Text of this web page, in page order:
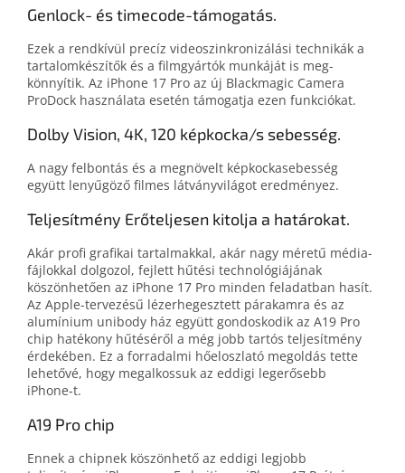
Genlock- és timecode-támogatás.
Ezek a rendkívül precíz video­szinkronizá­lá­si technikák a
tartalom­készítők és a film­gyártók munkáját is meg­
könnyítik. Az iPhone 17 Pro az új Blackmagic Camera
ProDock használata esetén támogatja ezen funkciókat.
Dolby Vision, 4K, 120 képkocka/s sebesség.
A nagy fel­bontás és a meg­növelt kép­kocka­sebesség
együtt lenyűgöző filmes látvány­világot eredményez.
Teljesítmény Erőteljesen kitolja a határokat.
Akár profi grafikai tartalmak­kal, akár nagy méretű média­
fájlokkal dolgozol, fejlett hűtési technoló­giá­já­nak
köszönhetően az iPhone 17 Pro minden feladat­ban hasít.
Az Apple-tervezésű lézer­hegesztett pára­kamra és az
alumínium unibody ház együtt gondos­ko­dik az A19 Pro
chip haté­kony hűtéséről a még jobb tartós teljesítmény
érdekében. Ez a forradalmi hő­eloszlató megoldás tette
lehetővé, hogy meg­alkossuk az eddigi legerősebb
iPhone‑t.
A19 Pro chip
Ennek a chipnek köszönhető az eddigi legjobb